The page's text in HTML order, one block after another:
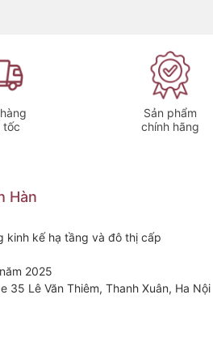
đèn bắt muỗi Perfection by M
2 trong 1 Perfection by M
tốc
Sản phẩm
chính hãng
Hàn
kinh kế hạ tầng và đô thị cấp
2025
35 Lê Văn Thiêm, Thanh Xuân, Ha Nội